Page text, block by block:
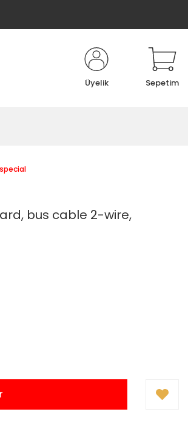
Üyelik Sepetim
bus cable 2-wire,